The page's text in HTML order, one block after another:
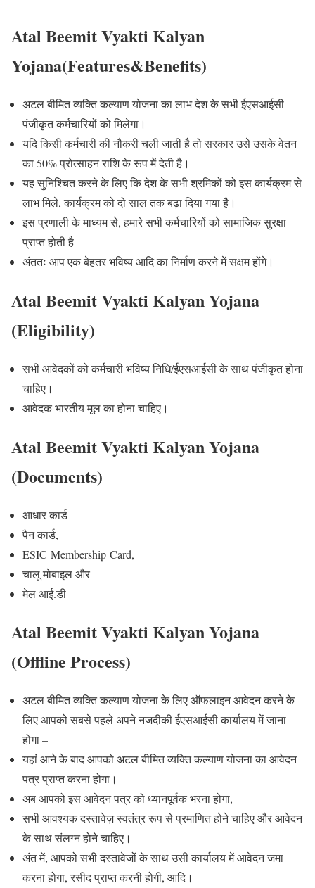
Atal Beemit Vyakti Kalyan
Yojana(Features&Benefits)
अटल बीमित व्यक्ति कल्याण योजना का लाभ देश के सभी ईएसआईसी
पंजीकृत कर्मचारियों को मिलेगा।
यदि किसी कर्मचारी की नौकरी चली जाती है तो सरकार उसे उसके वेतन
का 50% प्रोत्साहन राशि के रूप में देती है।
यह सुनिश्चित करने के लिए कि देश के सभी श्रमिकों को इस कार्यक्रम से
लाभ मिले, कार्यक्रम को दो साल तक बढ़ा दिया गया है।
इस प्रणाली के माध्यम से, हमारे सभी कर्मचारियों को सामाजिक सुरक्षा
प्राप्त होती है
अंततः आप एक बेहतर भविष्य आदि का निर्माण करने में सक्षम होंगे।
Atal Beemit Vyakti Kalyan Yojana
(Eligibility)
सभी आवेदकों को कर्मचारी भविष्य निधि/ईएसआईसी के साथ पंजीकृत होना
चाहिए।
आवेदक भारतीय मूल का होना चाहिए।
Atal Beemit Vyakti Kalyan Yojana
(Documents)
आधार कार्ड
पैन कार्ड,
ESIC Membership Card,
चालू मोबाइल और
मेल आई.डी
Atal Beemit Vyakti Kalyan Yojana
(Offline Process)
अटल बीमित व्यक्ति कल्याण योजना के लिए ऑफलाइन आवेदन करने के
लिए आपको सबसे पहले अपने नजदीकी ईएसआईसी कार्यालय में जाना
होगा –
यहां आने के बाद आपको अटल बीमित व्यक्ति कल्याण योजना का आवेदन
पत्र प्राप्त करना होगा।
अब आपको इस आवेदन पत्र को ध्यानपूर्वक भरना होगा,
सभी आवश्यक दस्तावेज़ स्वतंत्र रूप से प्रमाणित होने चाहिए और आवेदन
के साथ संलग्न होने चाहिए।
अंत में, आपको सभी दस्तावेजों के साथ उसी कार्यालय में आवेदन जमा
करना होगा, रसीद प्राप्त करनी होगी, आदि।